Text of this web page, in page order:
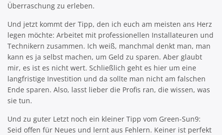
Überraschung zu erleben.
Und jetzt kommt der Tipp, den ich euch am meisten ans Herz
legen möchte: Arbeitet mit professionellen Installateuren und
Technikern zusammen. Ich weiß, manchmal denkt man, man
kann es ja selbst machen, um Geld zu sparen. Aber glaubt
mir, es ist es nicht wert. Schließlich geht es hier um eine
langfristige Investition und da sollte man nicht am falschen
Ende sparen. Also, lasst lieber die Profis ran, die wissen, was
sie tun.
Und zu guter Letzt noch ein kleiner Tipp vom Green-Sun9:
Seid offen für Neues und lernt aus Fehlern. Keiner ist perfekt